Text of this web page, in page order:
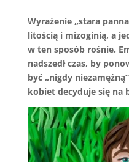
Wyrażenie „stara
litością i mizoginią, a
w ten sposób rośnie.
nadszedł czas, by
być „nigdy
kobiet decyduje się na